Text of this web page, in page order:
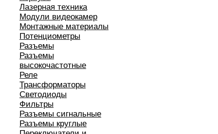
Лазерная техника
Модули видеокамер
Монтажные материалы
Потенциометры
Разъемы
Разъемы
высокочастотные
Реле
Трансформаторы
Светодиоды
Фильтры
Разъемы сигнальные
Разъемы круглые